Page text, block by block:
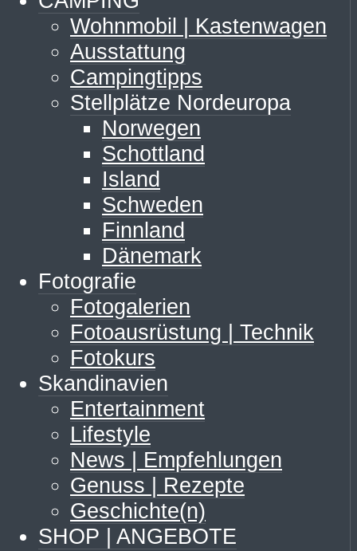
Wohnmobil | Kastenwagen
Ausstattung
Campingtipps
Stellplätze Nordeuropa
Norwegen
Schottland
Island
Schweden
Finnland
Dänemark
Fotografie
Fotogalerien
Fotoausrüstung | Technik
Fotokurs
Skandinavien
Entertainment
Lifestyle
News | Empfehlungen
Genuss | Rezepte
Geschichte(n)
SHOP | ANGEBOTE